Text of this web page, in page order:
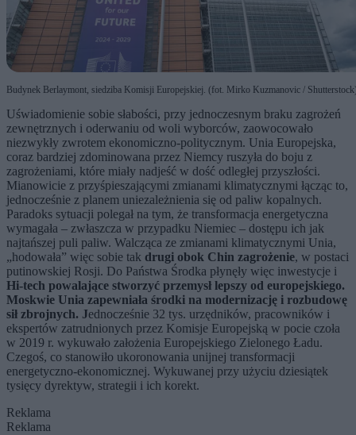
Budynek Berlaymont, siedziba Komisji Europejskiej. (fot. Mirko Kuzmanovic /
Uświadomienie sobie słabości, przy jednoczesnym braku zagrożeń
zewnętrznych i oderwaniu od woli wyborców, zaowocowało
niezwykły zwrotem ekonomiczno-politycznym. Unia Europejska,
coraz bardziej zdominowana przez Niemcy ruszyła do boju z
zagrożeniami, które miały nadjeść w dość odległej przyszłości.
Mianowicie z przyśpieszającymi zmianami klimatycznymi łącząc to,
jednocześnie z planem uniezależnienia się od paliw kopalnych.
Paradoks sytuacji polegał na tym, że transformacja energetyczna
wymagała – zwłaszcza w przypadku Niemiec – dostępu ich jak
najtańszej puli paliw. Walcząca ze zmianami klimatycznymi Unia,
„hodowała” więc sobie tak drugi obok Chin zagrożenie, w postaci
putinowskiej Rosji. Do Państwa Środka płynęły więc inwestycje i
Hi-tech powalające stworzyć przemysł lepszy od europejskiego.
Moskwie Unia zapewniała środki na modernizację i rozbudowę
sił zbrojnych. Jednocześnie 32 tys. urzędników, pracowników i
ekspertów zatrudnionych przez Komisje Europejską w pocie czoła
w 2019 r. wykuwało założenia Europejskiego Zielonego Ładu.
Czegoś, co stanowiło ukoronowania unijnej transformacji
energetyczno-ekonomicznej. Wykuwanej przy użyciu dziesiątek
tysięcy dyrektyw, strategii i ich korekt.
Reklama
Reklama